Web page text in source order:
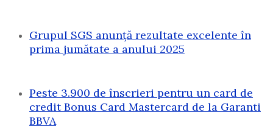
Grupul SGS anunță rezultate excelente în
prima jumătate a anului 2025
Peste 3.900 de înscrieri pentru un card de
credit Bonus Card Mastercard de la Garanti
BBVA